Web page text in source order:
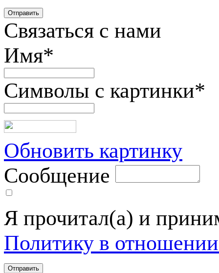
Связаться с нами
Имя*
Символы с картинки*
Обновить картинку
Сообщение
Я прочитал(а) и
Политику в